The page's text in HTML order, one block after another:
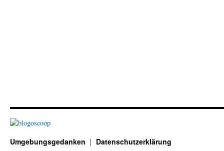
Umgebungsgedanken Datenschutzerklärung